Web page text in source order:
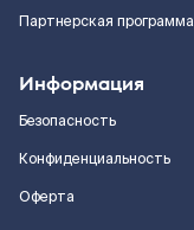
Партнерская программа
Информация
Безопасность
Конфиденциальность
Оферта